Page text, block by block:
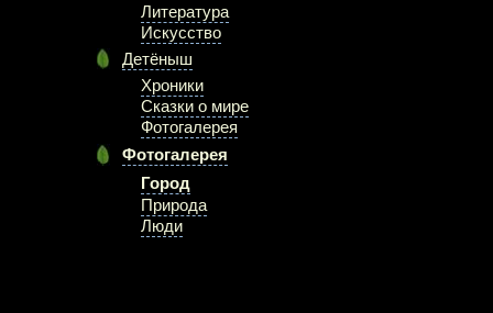
Литература
Искусство
Детёныш
Хроники
Сказки о мире
Фотогалерея
Фотогалерея
Город
Природа
Люди